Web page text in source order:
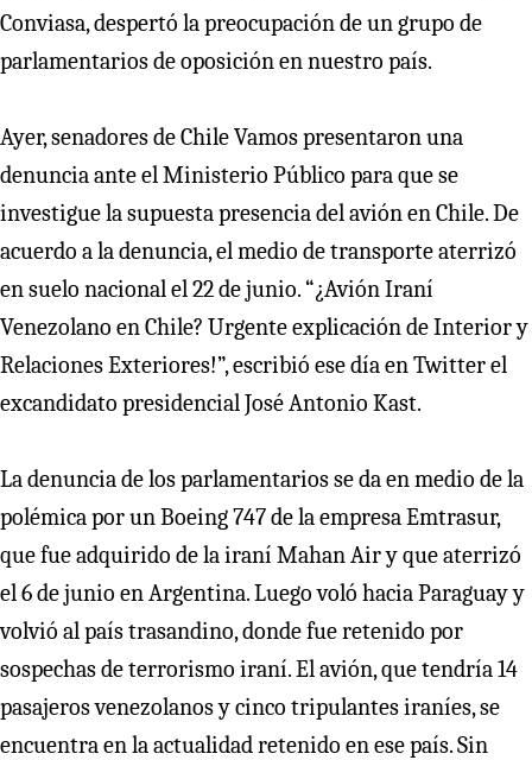
Conviasa, despertó la preocupación de un grupo de
parlamentarios de oposición en nuestro país.
Ayer, senadores de Chile Vamos presentaron una
denuncia ante el Ministerio Público para que se
investigue la supuesta presencia del avión en Chile. De
acuerdo a la denuncia, el medio de transporte aterrizó
en suelo nacional el 22 de junio. “¿Avión Iraní
Venezolano en Chile? Urgente explicación de Interior y
Relaciones Exteriores!”, escribió ese día en Twitter el
excandidato presidencial José Antonio Kast.
La denuncia de los parlamentarios se da en medio de la
polémica por un Boeing 747 de la empresa Emtrasur,
que fue adquirido de la iraní Mahan Air y que aterrizó
el 6 de junio en Argentina. Luego voló hacia Paraguay y
volvió al país trasandino, donde fue retenido por
sospechas de terrorismo iraní. El avión, que tendría 14
pasajeros venezolanos y cinco tripulantes iraníes, se
encuentra en la actualidad retenido en ese país. Sin